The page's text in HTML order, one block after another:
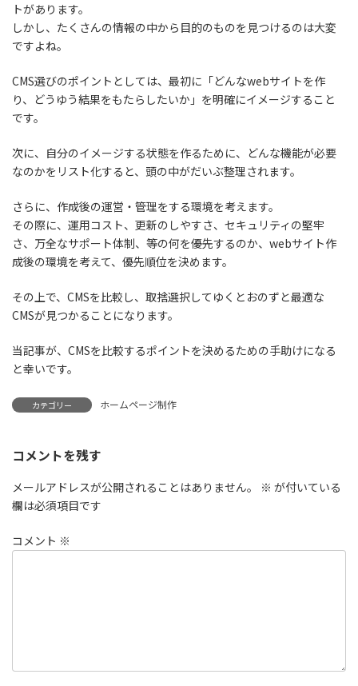
トがあります。
しかし、たくさんの情報の中から目的のものを見つけるのは大変
ですよね。
CMS選びのポイントとしては、最初に「どんなwebサイトを作
り、どうゆう結果をもたらしたいか」を明確にイメージすること
です。
次に、自分のイメージする状態を作るために、どんな機能が必要
なのかをリスト化すると、頭の中がだいぶ整理されます。
さらに、作成後の運営・管理をする環境を考えます。
その際に、運用コスト、更新のしやすさ、セキュリティの堅牢
さ、万全なサポート体制、等の何を優先するのか、webサイト作
成後の環境を考えて、優先順位を決めます。
その上で、CMSを比較し、取捨選択してゆくとおのずと最適な
CMSが見つかることになります。
当記事が、CMSを比較するポイントを決めるための手助けになる
と幸いです。
カテゴリー ホームページ制作
コメントを残す
メールアドレスが公開されることはありません。 ※ が付いている
欄は必須項目です
コメント ※